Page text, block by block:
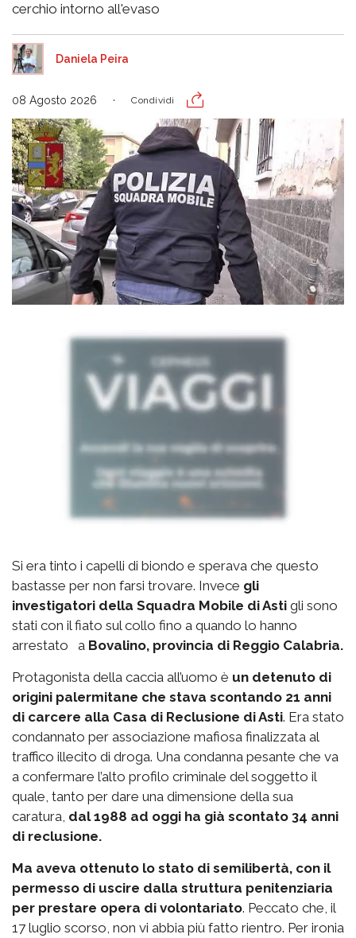
cerchio intorno all'evaso
Daniela Peira
08 Agosto 2026 Condividi
Si era tinto i capelli di biondo e sperava che questo
bastasse per non farsi trovare. Invece gli
investigatori della Squadra Mobile di Asti gli sono
stati con il fiato sul collo fino a quando lo hanno
arrestato a Bovalino, provincia di Reggio Calabria.
Protagonista della caccia all’uomo è un detenuto di
origini palermitane che stava scontando 21 anni
di carcere alla Casa di Reclusione di Asti. Era stato
condannato per associazione mafiosa finalizzata al
traffico illecito di droga. Una condanna pesante che va
a confermare l’alto profilo criminale del soggetto il
quale, tanto per dare una dimensione della sua
caratura, dal 1988 ad oggi ha già scontato 34 anni
di reclusione.
Ma aveva ottenuto lo stato di semilibertà, con il
permesso di uscire dalla struttura penitenziaria
per prestare opera di volontariato. Peccato che, il
17 luglio scorso, non vi abbia più fatto rientro. Per ironia